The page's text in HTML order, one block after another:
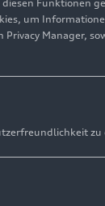
Funktionen
um
Manager,
zu